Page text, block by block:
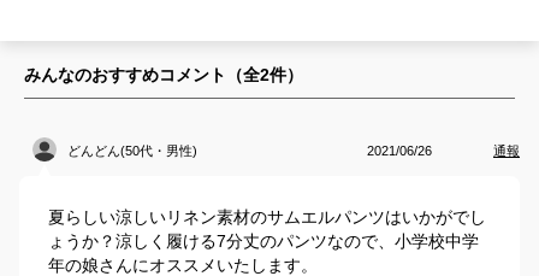
みんなのおすすめコメント（全2件）
どんどん(50代・男性) 2021/06/26 通報
夏らしい涼しいリネン素材のサムエルパンツはいかがでし
ょうか？涼しく履ける7分丈のパンツなので、小学校中学
年の娘さんにオススメいたします。